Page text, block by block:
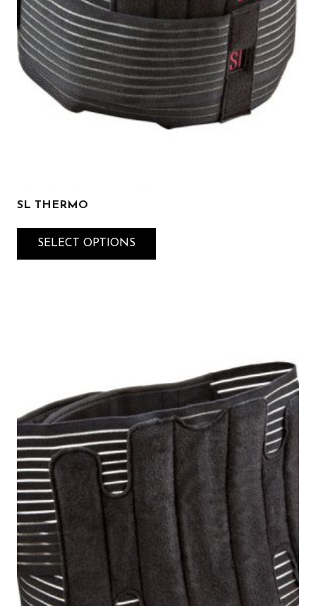
SL THERMO
SELECT OPTIONS